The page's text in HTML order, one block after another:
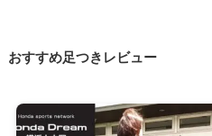
おすすめ足つきレビュー